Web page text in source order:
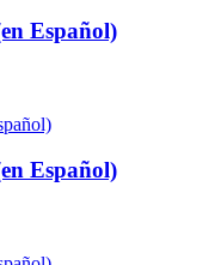
Español)
Español)